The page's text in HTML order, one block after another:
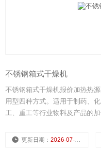
不锈钢箱式干燥机
不锈钢箱式干燥机报价加热热
用型四种方式。适用于制药、
工、重工等行业物料及产品的加
更新日期：2026-07-16